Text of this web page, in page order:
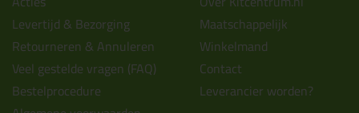
Levertijd & Bezorging
Retourneren & Annuleren
Veel gestelde vragen (FAQ)
Bestelprocedure
Maatschappelijk
Winkelmand
Contact
Leverancier worden?